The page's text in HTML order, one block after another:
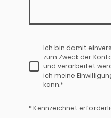
Ich bin damit
zum Zweck der
und verarbeitet
ich meine
kann.*
* Kennzeichnet